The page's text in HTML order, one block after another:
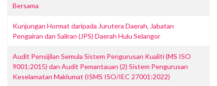
Bersama
Kunjungan Hormat daripada Jurutera Daerah, Jabatan
Pengairan dan Saliran (JPS) Daerah Hulu Selangor
Audit Pensijilan Semula Sistem Pengurusan Kualiti (MS ISO
9001:2015) dan Audit Pemantauan (2) Sistem Pengurusan
Keselamatan Maklumat (ISMS ISO/IEC 27001:2022)